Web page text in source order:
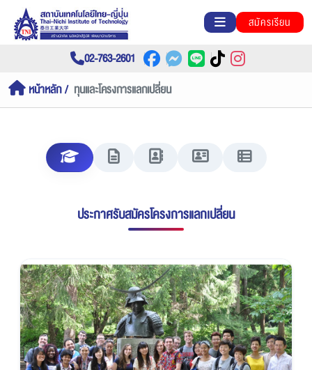
สมัครเรียน
02-763-2601
หน้าหลัก ทุนและโครงการแลกเปลี่ยน
ประกาศรับสมัครโครงการแลกเปลี่ยน